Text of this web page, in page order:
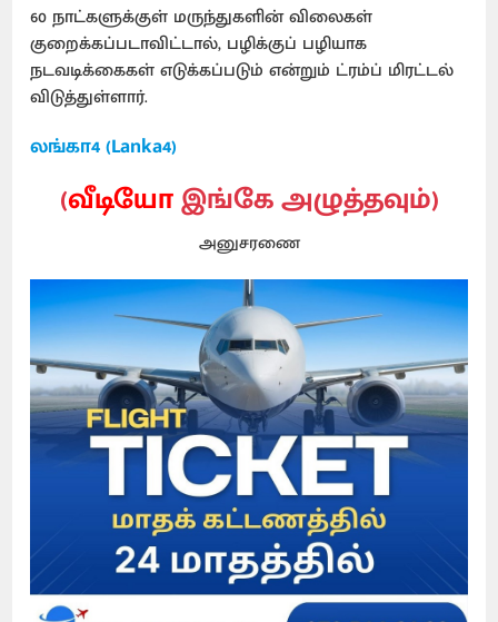
60 நாட்களுக்குள் மருந்துகளின் விலைகள்
குறைக்கப்படாவிட்டால், பழிக்குப் பழியாக
நடவடிக்கைகள் எடுக்கப்படும் என்றும் ட்ரம்ப் மிரட்டல்
விடுத்துள்ளார்.
லங்கா4 (Lanka4)
(வீடியோஇங்கே அழுத்தவும்)
அனுசரணை